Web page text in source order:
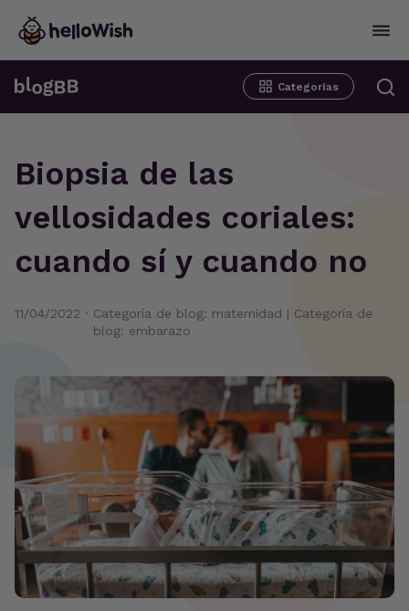
Categorías
Biopsia de las
vellosidades coriales:
cuando sí y cuando no
11/04/2022 · Categoría de blog: maternidad | Categoría de
blog: embarazo